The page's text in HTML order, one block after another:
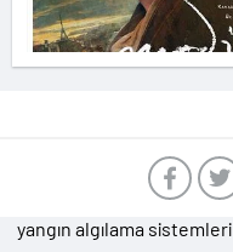
yangın algılama sistemleri